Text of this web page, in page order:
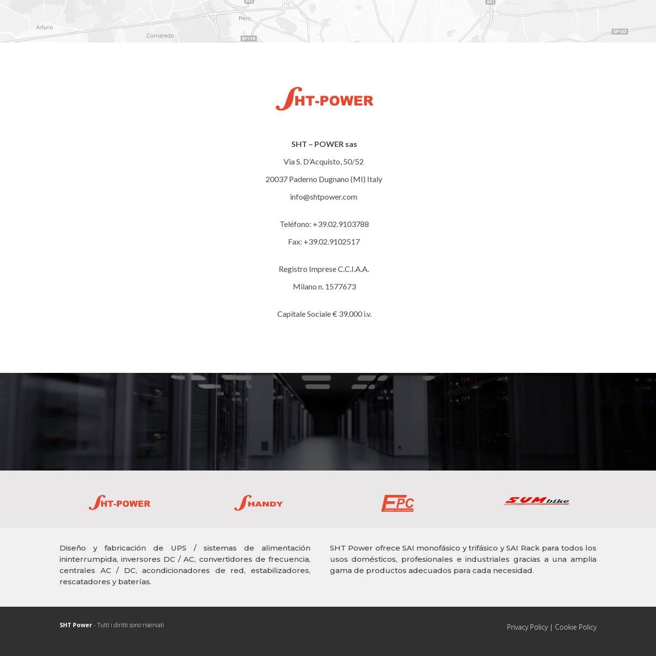
SHT – POWER sas
Via S. D’Acquisto, 50/52
20037 Paderno Dugnano (MI) Italy
info@shtpower.com
Teléfono: +39.02.9103788
Fax: +39.02.9102517
Registro Imprese C.C.I.A.A.
Milano n. 1577673
Capitale Sociale € 39.000 i.v.
Diseño y fabricación de UPS / sistemas de alimentación
ininterrumpida, inversores DC / AC, convertidores de frecuencia,
centrales AC / DC, acondicionadores de red, estabilizadores,
rescatadores y baterías.
SHT Power ofrece SAI monofásico y trifásico y SAI Rack para todos los
usos domésticos, profesionales e industriales gracias a una amplia
gama de productos adecuados para cada necesidad.
SHT Power- Tutti i diritti sono riservati Privacy Policy| Cookie Policy